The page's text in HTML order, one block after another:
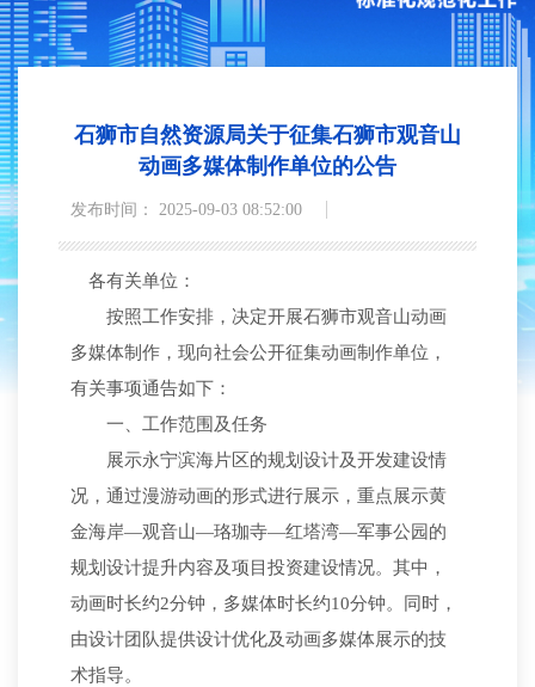
石狮市自然资源局关于征集石狮市观音山
动画多媒体制作单位的公告
发布时间： 2025-09-03 08:52:00
各有关单位：
按照工作安排，决定开展石狮市观音山动画
多媒体制作，现向社会公开征集动画制作单位，
有关事项通告如下：
一、工作范围及任务
展示永宁滨海片区的规划设计及开发建设情
况，通过漫游动画的形式进行展示，重点展示黄
金海岸—观音山—珞珈寺—红塔湾—军事公园的
规划设计提升内容及项目投资建设情况。其中，
动画时长约2分钟，多媒体时长约10分钟。同时，
由设计团队提供设计优化及动画多媒体展示的技
术指导。